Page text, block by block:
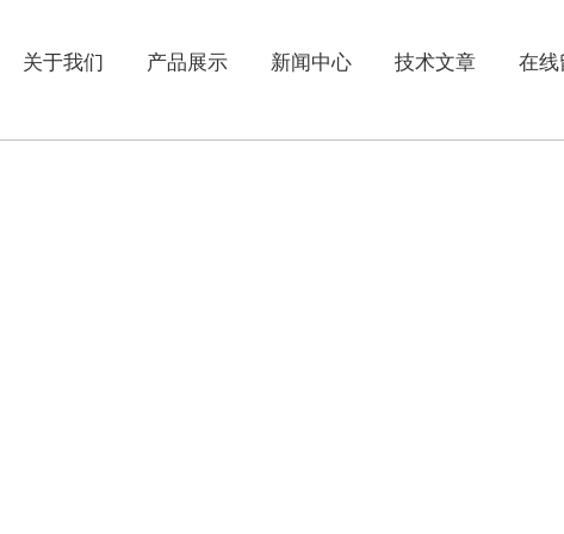
关于我们 产品展示 新闻中心 技术文章 在线